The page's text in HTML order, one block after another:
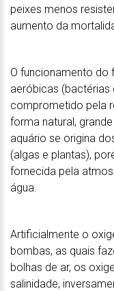
peixes menos
aumento da
O funcionamento do
aeróbicas (bactérias
comprometido pela
forma natural,
aquário se origina
(algas e plantas),
fornecida pela
água.
Artificialmente o
bombas, as quais
bolhas de ar, os
salinidade,